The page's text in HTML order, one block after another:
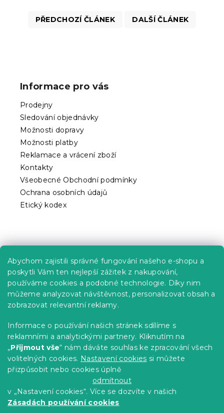
Abychom zajistili správné fungování našeho e-shopu a
poskytli Vám ten nejlepší zážitek z nakupování,
používáme cookies a podobné technologie. Díky nim
můžeme analyzovat návštěvnost, personalizovat obsah a
zobrazovat relevantní reklamy.
Informace o používání našich stránek sdílíme s
reklamními a analytickými partnery. Kliknutím na
„Přijmout vše“ nám dáváte souhlas ke zpracování všech
volitelných cookies. Nastavení cookies si můžete
přizpůsobit nebo cookies úplně
odmítnout
v „Nastavení cookies“. Více se dozvíte v našich
Zásadách používání cookies
PŘEDCHOZÍ ČLÁNEK DALŠÍ ČLÁNEK
Informace pro vás
Prodejny
Sledování objednávky
Možnosti dopravy
Možnosti platby
Reklamace a vrácení zboží
Kontakty
Všeobecné Obchodní podmínky
Ochrana osobních údajů
Etický kodex
Kariéra
Poptávky a B2B spolupráce
Proč se u nás registrovat?
Věrnostní program - Sleva až 10 %
Návody
Tabulky velikostí
Blog